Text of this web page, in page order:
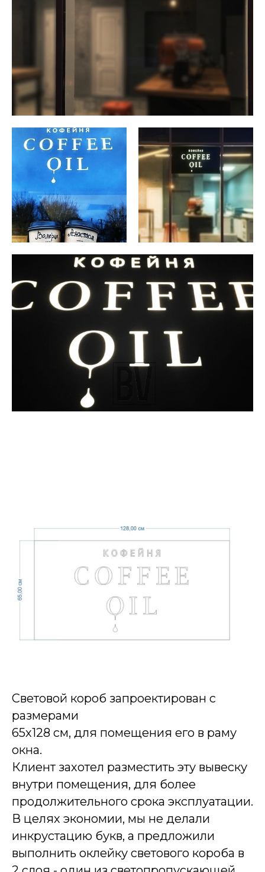
Световой короб запроектирован с
размерами
65х128 см, для помещения его в раму
окна.
Клиент захотел разместить эту вывеску
внутри помещения, для более
продолжительного срока эксплуатации.
В целях экономии, мы не делали
инкрустацию букв, а предложили
выполнить оклейку светового короба в